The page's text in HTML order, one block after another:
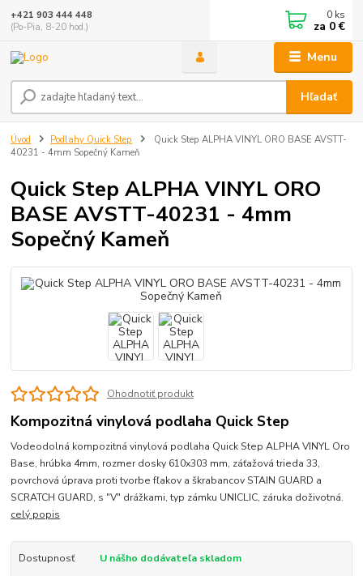
Menu
Hľadať
+421 903 444 448
(Po-Pia, 8-20 hod.)
0 ks
za 0 €
Úvod Podlahy Quick Step
Quick Step ALPHA VINYL ORO BASE AVSTT-
40231 - 4mm Sopečný Kameň
Quick Step ALPHA VINYL ORO
BASE AVSTT-40231 - 4mm
Sopečný Kameň
Ohodnotiť produkt
Kompozitná vinylová podlaha Quick Step
Vodeodolná kompozitná vinylová podlaha Quick Step ALPHA VINYL Oro
Base, hrúbka 4mm, rozmer dosky 610x303 mm, záťažová trieda 33,
povrchová úprava proti tvorbe fľakov a škrabancov STAIN GUARD a
SCRATCH GUARD, s "V" drážkami, typ zámku UNICLIC, záruka doživotná.
celý popis
Dostupnosť U nášho dodávateľa skladom